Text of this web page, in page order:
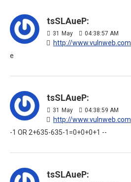
tsSLAueP:
31 May 04:38:57 AM
http://www.vulnweb.com
e
tsSLAueP:
31 May 04:38:59 AM
http://www.vulnweb.com
-1 OR 2+635-635-1=0+0+0+1 --
tsSLAueP: